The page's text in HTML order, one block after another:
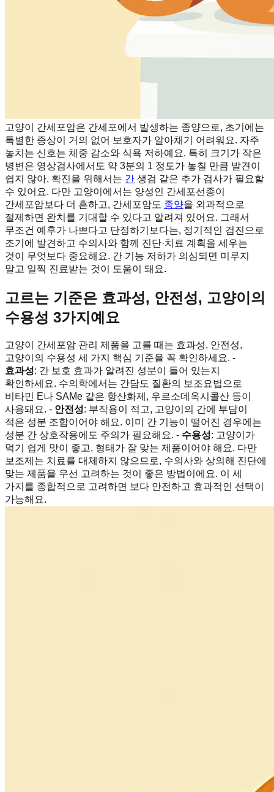
고양이 간세포암은 간세포에서 발생하는 종양으로, 초기에는
특별한 증상이 거의 없어 보호자가 알아채기 어려워요. 자주
놓치는 신호는 체중 감소와 식욕 저하예요. 특히 크기가 작은
병변은 영상검사에서도 약 3분의 1 정도가 놓칠 만큼 발견이
쉽지 않아, 확진을 위해서는 간 생검 같은 추가 검사가 필요할
수 있어요. 다만 고양이에서는 양성인 간세포선종이
간세포암보다 더 흔하고, 간세포암도 종양을 외과적으로
절제하면 완치를 기대할 수 있다고 알려져 있어요. 그래서
무조건 예후가 나쁘다고 단정하기보다는, 정기적인 검진으로
조기에 발견하고 수의사와 함께 진단·치료 계획을 세우는
것이 무엇보다 중요해요. 간 기능 저하가 의심되면 미루지
말고 일찍 진료받는 것이 도움이 돼요.
고르는 기준은 효과성, 안전성, 고양이의
수용성 3가지예요
고양이 간세포암 관리 제품을 고를 때는 효과성, 안전성,
고양이의 수용성 세 가지 핵심 기준을 꼭 확인하세요. -
효과성: 간 보호 효과가 알려진 성분이 들어 있는지
확인하세요. 수의학에서는 간담도 질환의 보조요법으로
비타민 E나 SAMe 같은 항산화제, 우르소데옥시콜산 등이
사용돼요. - 안전성: 부작용이 적고, 고양이의 간에 부담이
적은 성분 조합이어야 해요. 이미 간 기능이 떨어진 경우에는
성분 간 상호작용에도 주의가 필요해요. - 수용성: 고양이가
먹기 쉽게 맛이 좋고, 형태가 잘 맞는 제품이어야 해요. 다만
보조제는 치료를 대체하지 않으므로, 수의사와 상의해 진단에
맞는 제품을 우선 고려하는 것이 좋은 방법이에요. 이 세
가지를 종합적으로 고려하면 보다 안전하고 효과적인 선택이
가능해요.